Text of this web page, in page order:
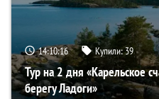
14:10:14 Купили:39
Тур на 2 дня «Карельское
берегу Ладоги»